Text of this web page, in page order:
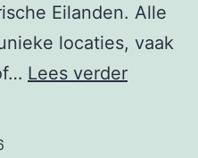
Eilanden. Alle
locaties, vaak
Lees verder